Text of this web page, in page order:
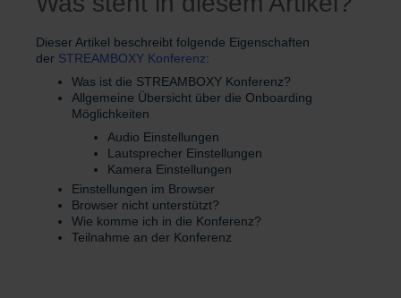
Dieser Artikel beschreibt folgende Eigenschaften
der STREAMBOXY Konferenz:
Was ist die STREAMBOXY Konferenz?
Allgemeine Übersicht über die Onboarding
Möglichkeiten
Audio Einstellungen
Lautsprecher Einstellungen
Kamera Einstellungen
Einstellungen im Browser
Browser nicht unterstützt?
Wie komme ich in die Konferenz?
Teilnahme an der Konferenz